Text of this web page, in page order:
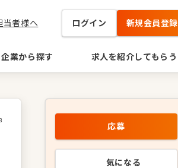
当者様へ ログイン 新規会員登録
企業から探す 求人を紹介してもらう
応募
気になる